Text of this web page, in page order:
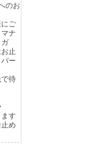
のお
ご
ナ
止
ー
待
す
め